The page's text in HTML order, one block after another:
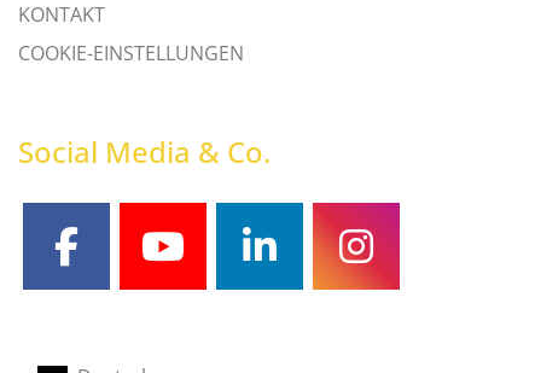
KONTAKT
COOKIE-EINSTELLUNGEN
Social Media & Co.
facebookyoutubelinkedininstagram